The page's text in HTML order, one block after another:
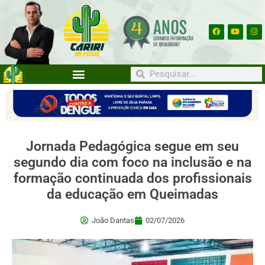
Jornada Pedagógica segue em seu
segundo dia com foco na inclusão e na
formação continuada dos profissionais
da educação em Queimadas
João Dantas 02/07/2026